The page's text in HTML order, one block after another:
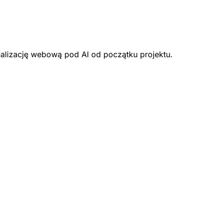
webową pod AI od początku projektu.